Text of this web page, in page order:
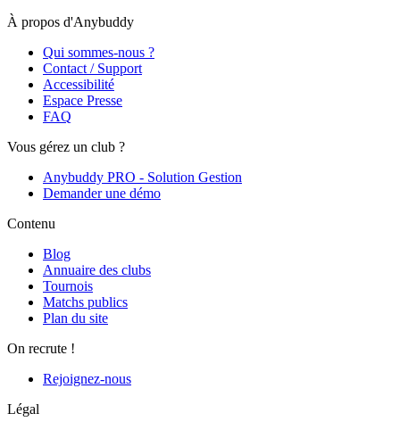
À propos d'Anybuddy
Qui sommes-nous ?
Contact / Support
Accessibilité
Espace Presse
FAQ
Vous gérez un club ?
Anybuddy PRO - Solution Gestion
Demander une démo
Contenu
Blog
Annuaire des clubs
Tournois
Matchs publics
Plan du site
On recrute !
Rejoignez-nous
Légal